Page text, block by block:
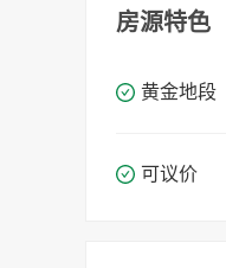
房源特色
黄金地段
可议价